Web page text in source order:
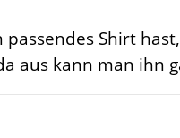
passendes Shirt
aus kann man ihn